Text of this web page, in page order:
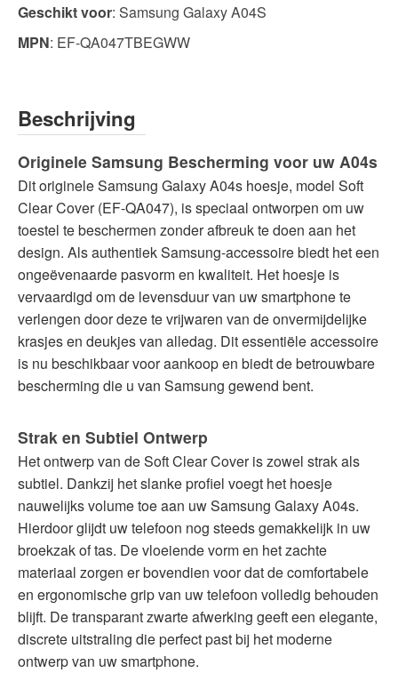
Geschikt voor: Samsung Galaxy A04S
MPN: EF-QA047TBEGWW
Beschrijving
Originele Samsung Bescherming voor uw A04s
Dit originele Samsung Galaxy A04s hoesje, model Soft
Clear Cover (EF-QA047), is speciaal ontworpen om uw
toestel te beschermen zonder afbreuk te doen aan het
design. Als authentiek Samsung-accessoire biedt het een
ongeëvenaarde pasvorm en kwaliteit. Het hoesje is
vervaardigd om de levensduur van uw smartphone te
verlengen door deze te vrijwaren van de onvermijdelijke
krasjes en deukjes van alledag. Dit essentiële accessoire
is nu beschikbaar voor aankoop en biedt de betrouwbare
bescherming die u van Samsung gewend bent.
Strak en Subtiel Ontwerp
Het ontwerp van de Soft Clear Cover is zowel strak als
subtiel. Dankzij het slanke profiel voegt het hoesje
nauwelijks volume toe aan uw Samsung Galaxy A04s.
Hierdoor glijdt uw telefoon nog steeds gemakkelijk in uw
broekzak of tas. De vloeiende vorm en het zachte
materiaal zorgen er bovendien voor dat de comfortabele
en ergonomische grip van uw telefoon volledig behouden
blijft. De transparant zwarte afwerking geeft een elegante,
discrete uitstraling die perfect past bij het moderne
ontwerp van uw smartphone.